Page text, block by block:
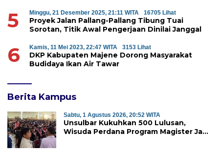
5 Minggu, 21 Desember 2025, 21:11 WITA 16705 Lihat
Proyek Jalan Pallang-Pallang Tibung Tuai
Sorotan, Titik Awal Pengerjaan Dinilai Janggal
6 Kamis, 11 Mei 2023, 22:47 WITA 3153 Lihat
DKP Kabupaten Majene Dorong Masyarakat
Budidaya Ikan Air Tawar
Berita Kampus
Sabtu, 1 Agustus 2026, 20:52 WITA
Unsulbar Kukuhkan 500 Lulusan,
Wisuda Perdana Program Magister Jadi